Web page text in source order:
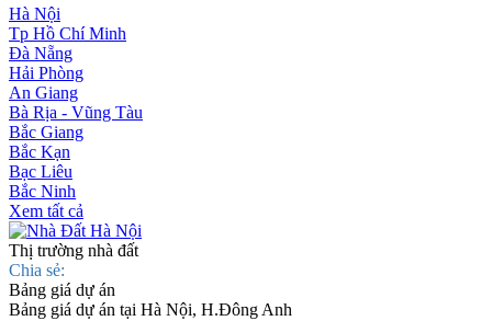
Hà Nội
Tp Hồ Chí Minh
Đà Nẵng
Hải Phòng
An Giang
Bà Rịa - Vũng Tàu
Bắc Giang
Bắc Kạn
Bạc Liêu
Bắc Ninh
Xem tất cả
Thị trường nhà đất
Chia sẻ:
Bảng giá dự án
Bảng giá dự án tại Hà Nội, H.Đông Anh